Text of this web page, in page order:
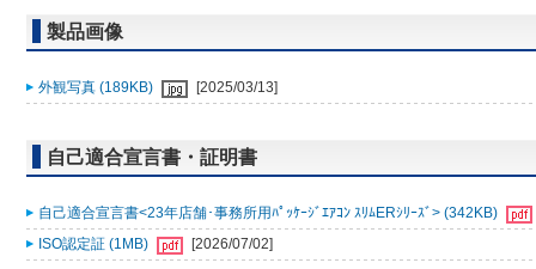
製品画像
外観写真 (189KB) [2025/03/13]
自己適合宣言書・証明書
自己適合宣言書<23年店舗･事務所用ﾊﾟｯｹｰｼﾞｴｱｺﾝ ｽﾘﾑERｼﾘｰｽﾞ> (342KB)
ISO認定証 (1MB)
[2026/07/02]